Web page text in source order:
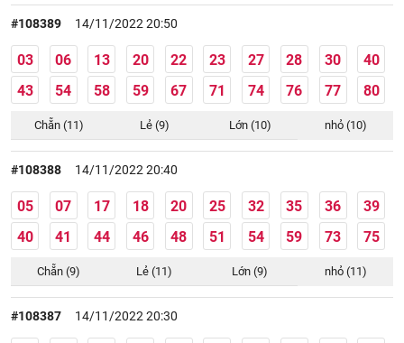
#108389 14/11/2022 20:50
03 06 13 20 22 23 27 28 30
40
43
54 58 59 67 71 74 76 77 80
Chẵn (11) Lẻ (9) Lớn (10) nhỏ (10)
#108388 14/11/2022 20:40
05 07 17 18 20 25 32 35 36
39
40
41 44 46 48 51 54 59 73 75
Chẵn (9) Lẻ (11) Lớn (9) nhỏ (11)
#108387 14/11/2022 20:30